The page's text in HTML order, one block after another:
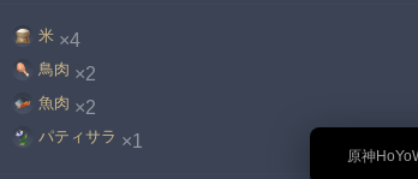
🎉 原神
米 ×4
鳥肉 ×2
魚肉 ×2
パティサラ ×1